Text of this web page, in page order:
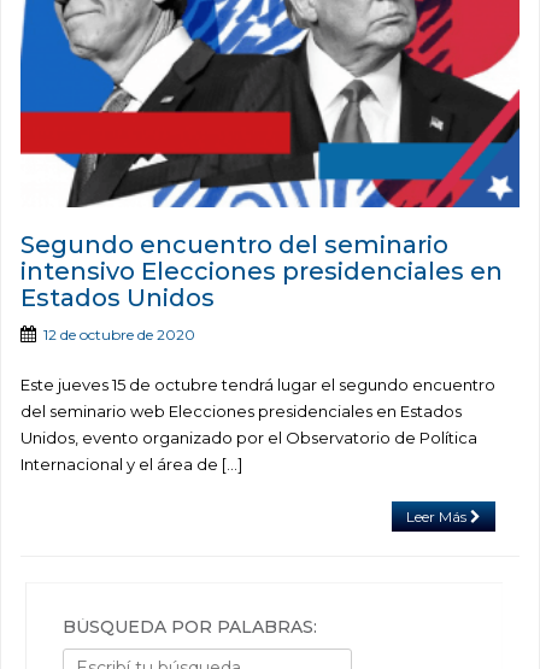
Segundo encuentro del seminario
intensivo Elecciones presidenciales en
Estados Unidos
12 de octubre de 2020
Este jueves 15 de octubre tendrá lugar el segundo encuentro
del seminario web Elecciones presidenciales en Estados
Unidos, evento organizado por el Observatorio de Política
Internacional y el área de […]
Leer Más
BÚSQUEDA POR PALABRAS: